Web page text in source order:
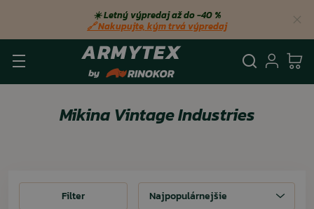
☀️ Letný výpredaj až do −40 %
🔗 Nakupujte, kým trvá výpredaj
Mikina Vintage Industries
FilterFilter Najpopulárnejšie